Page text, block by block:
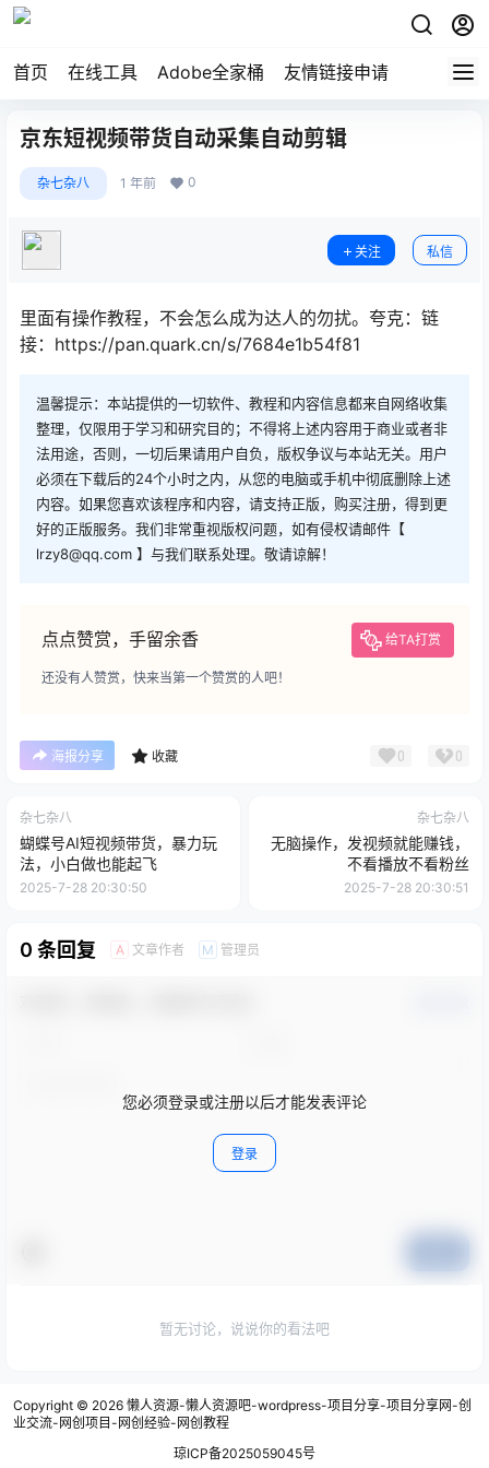
首页 在线工具 Adobe全家桶 友情链接申请
京东短视频带货自动采集自动剪辑
杂七杂八 1 年前 0
关注 私信
里面有操作教程，不会怎么成为达人的勿扰。夸克：链
接：https://pan.quark.cn/s/7684e1b54f81
温馨提示：本站提供的一切软件、教程和内容信息都来自网络收集
整理，仅限用于学习和研究目的；不得将上述内容用于商业或者非
法用途，否则，一切后果请用户自负，版权争议与本站无关。用户
必须在下载后的24个小时之内，从您的电脑或手机中彻底删除上述
内容。如果您喜欢该程序和内容，请支持正版，购买注册，得到更
好的正版服务。我们非常重视版权问题，如有侵权请邮件【
lrzy8@qq.com 】与我们联系处理。敬请谅解！
点点赞赏，手留余香 给TA打赏
还没有人赞赏，快来当第一个赞赏的人吧！
海报分享 收藏 0 0
杂七杂八
蝴蝶号AI短视频带货，暴力玩
法，小白做也能起飞
2025-7-28 20:30:50
杂七杂八
无脑操作，发视频就能赚钱，
不看播放不看粉丝
2025-7-28 20:30:51
0 条回复 A 文章作者 M 管理员
您必须登录或注册以后才能发表评论
登录
暂无讨论，说说你的看法吧
Copyright © 2026 懒人资源-懒人资源吧-wordpress-项目分享-项目分享网-创
业交流-网创项目-网创经验-网创教程
琼ICP备2025059045号